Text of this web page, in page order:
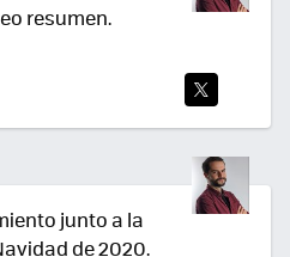
resumen.
TEA
R
junto a la
de 2020.